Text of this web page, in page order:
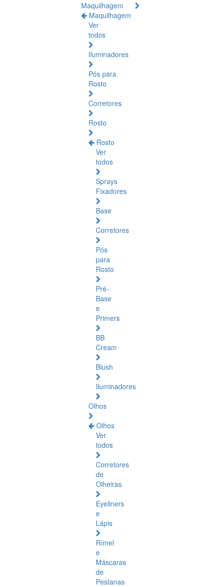
Maquilhagem
Maquilhagem
Ver
todos
Iluminadores
Pós para
Rosto
Corretores
Rosto
Rosto
Ver
todos
Sprays
Fixadores
Base
Corretores
Pós
para
Rosto
Pré-
Base
e
Primers
BB
Cream
Blush
Iluminadores
Olhos
Olhos
Ver
todos
Corretores
de
Olheiras
Eyeliners
e
Lápis
Rímel
e
Máscaras
de
Pestanas